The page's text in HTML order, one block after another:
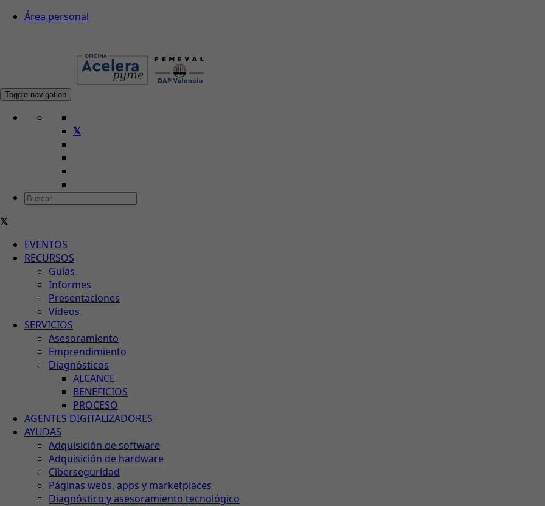
Área personal
Toggle navigation
EVENTOS
RECURSOS
Guías
Informes
Presentaciones
Vídeos
SERVICIOS
Asesoramiento
Emprendimiento
Diagnósticos
ALCANCE
BENEFICIOS
PROCESO
AGENTES DIGITALIZADORES
AYUDAS
Adquisición de software
Adquisición de hardware
Ciberseguridad
Páginas webs, apps y marketplaces
Diagnóstico y asesoramiento tecnológico